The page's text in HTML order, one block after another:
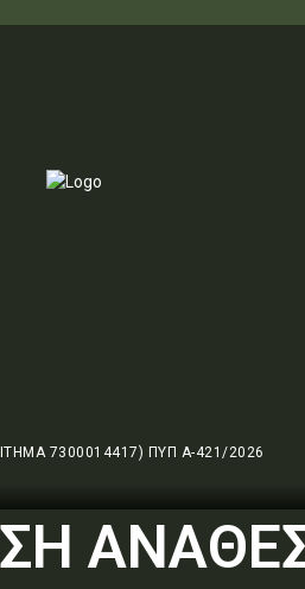
7300014417) ΠΥΠ Α-421/2026